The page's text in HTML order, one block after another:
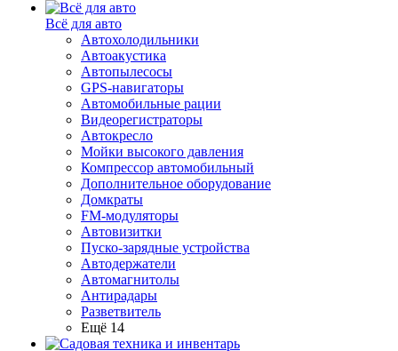
Всё для авто
Автохолодильники
Автоакустика
Автопылесосы
GPS-навигаторы
Автомобильные рации
Видеорегистраторы
Автокресло
Мойки высокого давления
Компрессор автомобильный
Дополнительное оборудование
Домкраты
FM-модуляторы
Автовизитки
Пуско-зарядные устройства
Автодержатели
Автомагнитолы
Антирадары
Разветвитель
Ещё 14